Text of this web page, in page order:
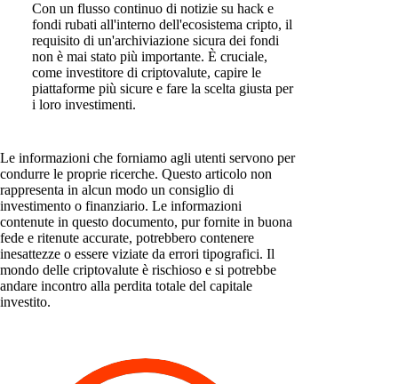
Con un flusso continuo di notizie su hack e
fondi rubati all'interno dell'ecosistema cripto, il
requisito di un'archiviazione sicura dei fondi
non è mai stato più importante. È cruciale,
come investitore di criptovalute, capire le
piattaforme più sicure e fare la scelta giusta per
i loro investimenti.
Le informazioni che forniamo agli utenti servono per
condurre le proprie ricerche. Questo articolo non
rappresenta in alcun modo un consiglio di
investimento o finanziario. Le informazioni
contenute in questo documento, pur fornite in buona
fede e ritenute accurate, potrebbero contenere
inesattezze o essere viziate da errori tipografici. Il
mondo delle criptovalute è rischioso e si potrebbe
andare incontro alla perdita totale del capitale
investito.